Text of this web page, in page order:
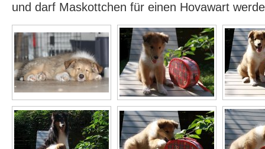
und darf Maskottchen für einen Hovawart